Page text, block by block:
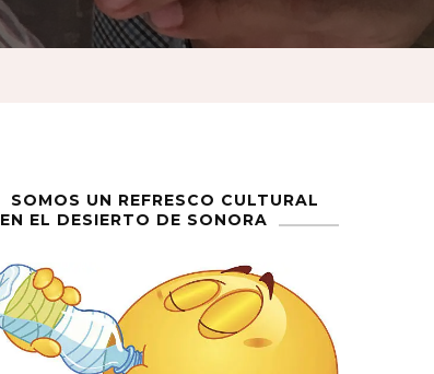
SOMOS UN REFRESCO CULTURAL
EN EL DESIERTO DE SONORA